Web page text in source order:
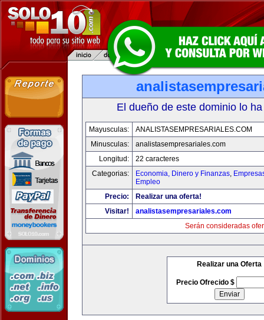
El dueño de este dominio lo
Mayusculas:
ANALISTASEMPRESARIALES.COM
Minusculas:
analistasempresariales.com
Longitud:
22 caracteres
Categorias:
Economia, Dinero y Finanzas,
Empleo
Precio:
Realizar una oferta!
Visitar!
analistasempresariales.com
Serán consideradas
Realizar una Oferta
Precio Ofrecido $